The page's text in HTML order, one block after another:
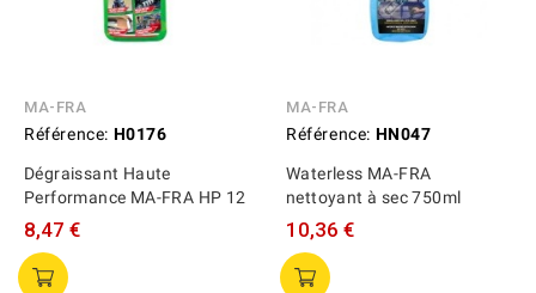
MA-FRA
Référence: H0176
Dégraissant Haute
Performance MA-FRA HP 12
8,47 €
MA-FRA
Référence: HN047
Waterless MA-FRA
nettoyant à sec 750ml
10,36 €